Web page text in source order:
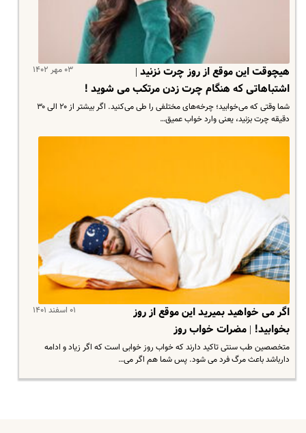
۰۳ مهر ۱۴۰۲
هیچوقت این موقع از روز چرت نزنید |
اشتباهاتی که هنگام چرت زدن مرتکب می شوید !
شما وقتی که می‌خوابید؛ چرخه‌های مختلفی را طی می‌کنید. اگر بیشتر از ۲۰ الی ۳۰
دقیقه چرت بزنید، یعنی وارد خواب عمیق…
۰۱ اسفند ۱۴۰۱
اگر می خواهید بمیرید این موقع از روز
بخوابید! | مضرات خواب روز
متخصصین طب سنتی تاکید دارند که خواب روز خوابی است که اگر زیاد و ادامه
دارباشد باعث مرگ فرد می شود. پس شما هم اگر می…